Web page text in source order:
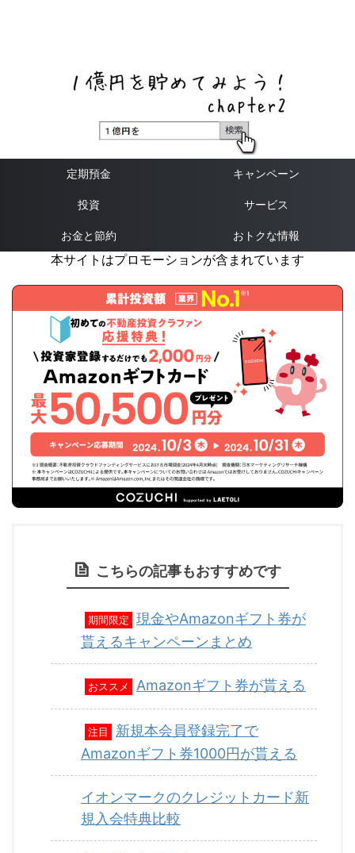
定期預金 キャンペーン
投資 サービス
お金と節約 おトクな情報
本サイトはプロモーションが含まれています
こちらの記事もおすすめです
期間限定
現金やAmazonギフト券が
貰えるキャンペーンまとめ
おススメ Amazonギフト券が貰える
注目
新規本会員登録完了で
Amazonギフト券1000円が貰える
イオンマークのクレジットカード新
規入会特典比較